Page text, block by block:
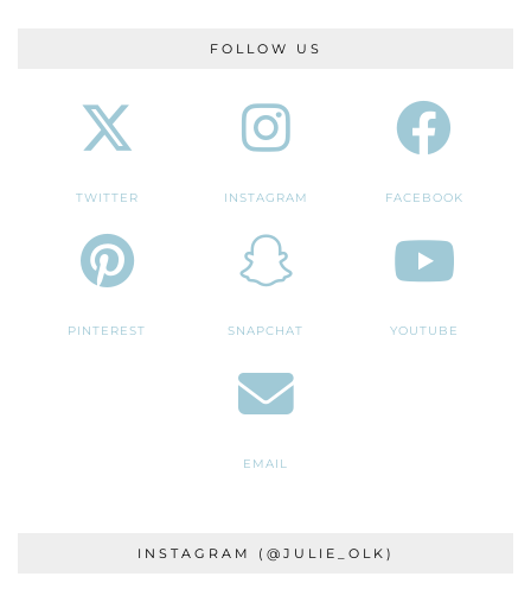
FOLLOW US
TWITTER INSTAGRAM FACEBOOK
PINTEREST SNAPCHAT YOUTUBE
EMAIL
INSTAGRAM (@JULIE_OLK)